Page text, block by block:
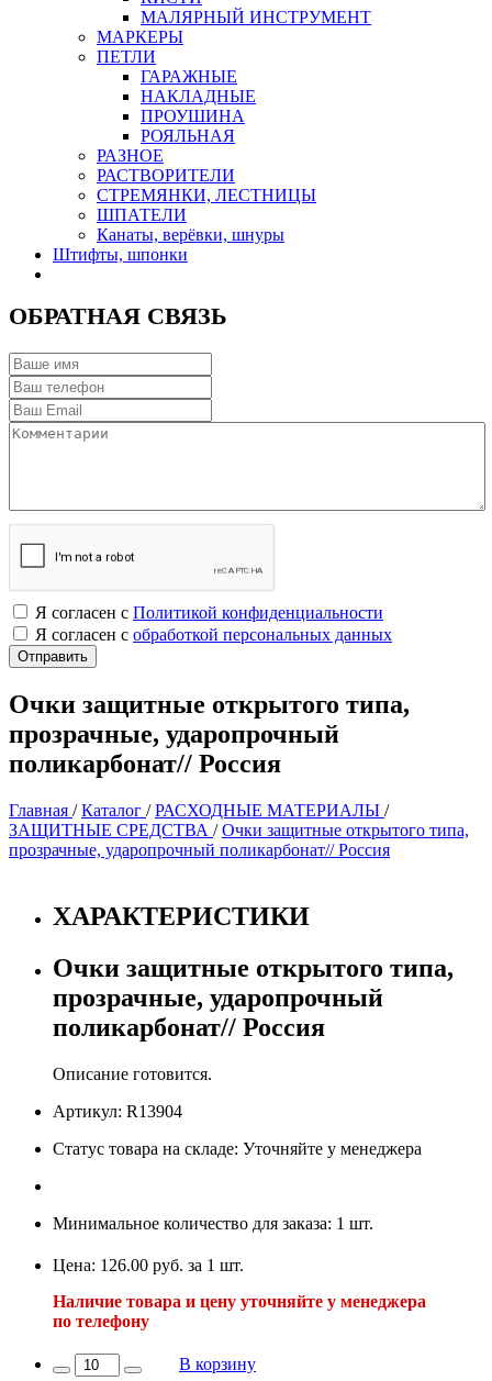
МАЛЯРНЫЙ ИНСТРУМЕНТ
МАРКЕРЫ
ПЕТЛИ
ГАРАЖНЫЕ
НАКЛАДНЫЕ
ПРОУШИНА
РОЯЛЬНАЯ
РАЗНОЕ
РАСТВОРИТЕЛИ
СТРЕМЯНКИ, ЛЕСТНИЦЫ
ШПАТЕЛИ
Канаты, верёвки, шнуры
Штифты, шпонки
ОБРАТНАЯ СВЯЗЬ
Я согласен с Политикой конфиденциальности
Я согласен с обработкой персональных данных
Очки защитные открытого типа,
прозрачные, ударопрочный
поликарбонат// Россия
Главная /Каталог /РАСХОДНЫЕ МАТЕРИАЛЫ /
ЗАЩИТНЫЕ СРЕДСТВА /Очки защитные открытого типа,
прозрачные, ударопрочный поликарбонат// Россия
ХАРАКТЕРИСТИКИ
Очки защитные открытого типа,
прозрачные, ударопрочный
поликарбонат// Россия
Описание готовится.
Артикул: R13904
Статус товара на складе: Уточняйте у менеджера
Минимальное количество для заказа: 1 шт.
Цена: 126.00 руб. за 1 шт.
Наличие товара и цену уточняйте у менеджера
по телефону
В корзину